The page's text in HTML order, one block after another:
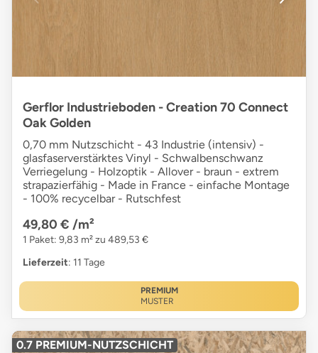
Gerflor Industrieboden - Creation 70 Connect
Oak Golden
0,70 mm Nutzschicht - 43 Industrie (intensiv) -
glasfaserverstärktes Vinyl - Schwalbenschwanz
Verriegelung - Holzoptik - Allover - braun - extrem
strapazierfähig - Made in France - einfache Montage
- 100% recycelbar - Rutschfest
49,80 € /m²
1 Paket: 9,83 m² zu 489,53 €
Lieferzeit: 11 Tage
PREMIUM
MUSTER
0.7 PREMIUM-NUTZSCHICHT